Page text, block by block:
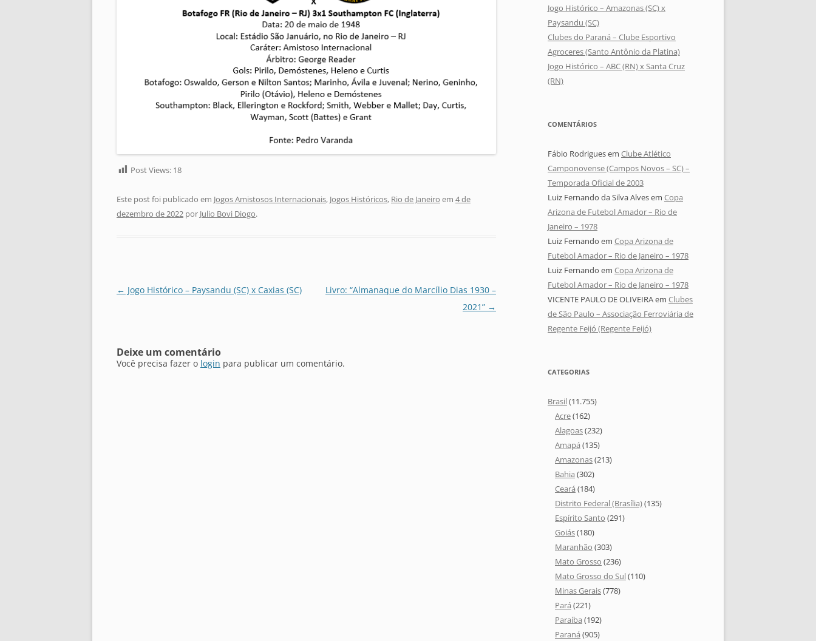
Post Views: 18
Este post foi publicado em Jogos Amistosos Internacionais, Jogos Históricos, Rio de Janeiro em 4 de
dezembro de 2022 por Julio Bovi Diogo.
Navegação
← Jogo Histórico – Paysandu (SC) x Caxias (SC)
Livro: “Almanaque do Marcílio Dias 1930 –
2021” →
Deixe um comentário
Você precisa fazer o login para publicar um comentário.
Jogo Histórico – Amazonas (SC) x
Paysandu (SC)
Clubes do Paraná – Clube Esportivo
Agroceres (Santo Antônio da Platina)
Jogo Histórico – ABC (RN) x Santa Cruz
(RN)
COMENTÁRIOS
Fábio Rodriguesem Clube Atlético
Camponovense (Campos Novos – SC) –
Temporada Oficial de 2003
Luiz Fernando da Silva Alvesem Copa
Arizona de Futebol Amador – Rio de
Janeiro – 1978
Luiz Fernando em Copa Arizona de
Futebol Amador – Rio de Janeiro – 1978
Luiz Fernando em Copa Arizona de
Futebol Amador – Rio de Janeiro – 1978
VICENTE PAULO DE OLIVEIRAem Clubes
de São Paulo – Associação Ferroviária de
Regente Feijó (Regente Feijó)
CATEGORIAS
Brasil(11.755)
Acre(162)
Alagoas(232)
Amapá (135)
Amazonas(213)
Bahia (302)
Ceará (184)
Distrito Federal (Brasília)(135)
Espírito Santo (291)
Goiás(180)
Maranhão (303)
Mato Grosso (236)
Mato Grosso do Sul(110)
Minas Gerais(778)
Pará (221)
Paraíba (192)
Paraná (905)